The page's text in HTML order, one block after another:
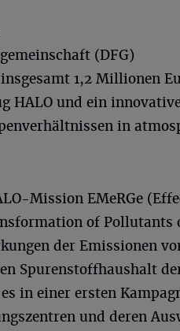
(DFG)
1,2 Millionen
HALO und ein
in
Mission EMeRGe
of Pollutants
der Emissionen
Spurenstoffhaushalt
in einer ersten
und deren